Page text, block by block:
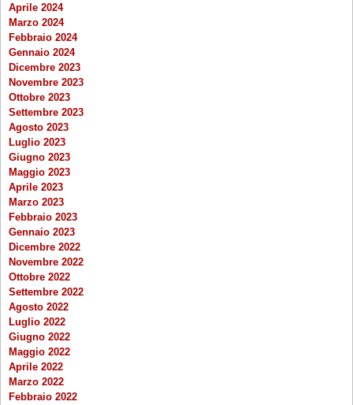
Aprile 2024
Marzo 2024
Febbraio 2024
Gennaio 2024
Dicembre 2023
Novembre 2023
Ottobre 2023
Settembre 2023
Agosto 2023
Luglio 2023
Giugno 2023
Maggio 2023
Aprile 2023
Marzo 2023
Febbraio 2023
Gennaio 2023
Dicembre 2022
Novembre 2022
Ottobre 2022
Settembre 2022
Agosto 2022
Luglio 2022
Giugno 2022
Maggio 2022
Aprile 2022
Marzo 2022
Febbraio 2022